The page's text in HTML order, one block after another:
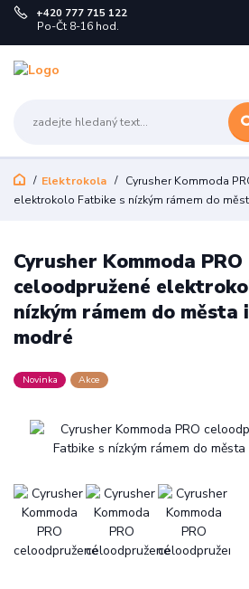
+420 777 715 122
Po-Čt 8-16 hod.
Elektrokola
Cyrusher Kommoda
elektrokolo Fatbike s nízkým rámem do
Cyrusher Kommoda PRO
celoodpružené
nízkým rámem do města
modré
Novinka Akce